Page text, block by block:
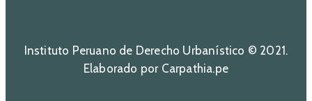
Instituto Peruano de Derecho Urbanístico © 2021.
Elaborado por Carpathia.pe